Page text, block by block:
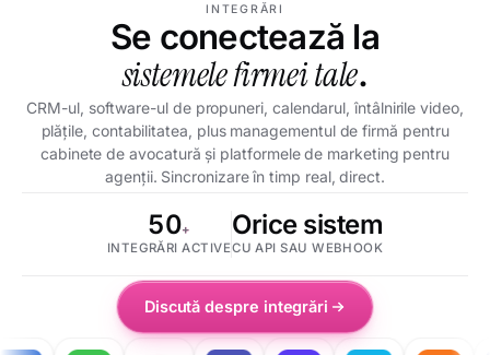
INTEGRĂRI
Se conectează la
sistemele firmei tale.
CRM-ul, software-ul de propuneri, calendarul, întâlnirile video,
plățile, contabilitatea, plus managementul de firmă pentru
cabinete de avocatură și platformele de marketing pentru
agenții. Sincronizare în timp real, direct.
50+
INTEGRĂRI ACTIVE
Orice sistem
CU API SAU WEBHOOK
Discută despre integrări